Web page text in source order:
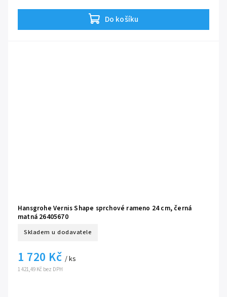
Do košíku
Série:Vernis Shape
Hansgrohe Vernis Shape sprchové rameno 24 cm, černá
matná 26405670
Skladem u dodavatele
1 421,49 Kč bez DPH
1 720 Kč / ks